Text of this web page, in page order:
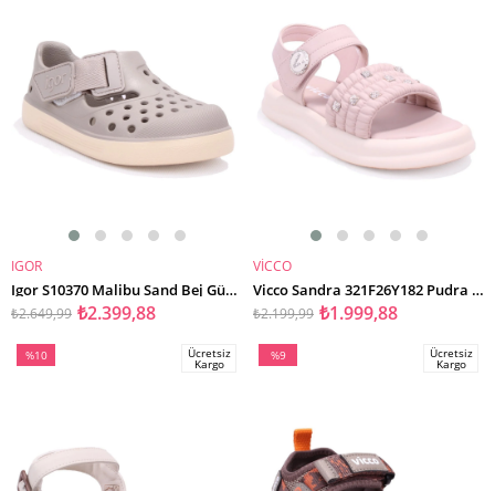
SEPETE EKLE
IGOR
Igor S10370 Malibu Sand Bej Günlük Erkek Çocuk Sandalet
₺2.399,88
₺2.649,99
SEPETE EKLE
VİCCO
Vicco Sandra 321F26Y182 Pudra Ortopedik Günlük Kız Çocuk Spor Sandalet
₺1.999,88
₺2.199,99
%10
Ücretsiz
Kargo
%9
Ücretsiz
Kargo